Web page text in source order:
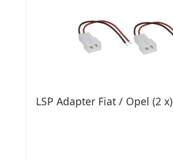
LSP Adapter Fiat / Opel (2 x)